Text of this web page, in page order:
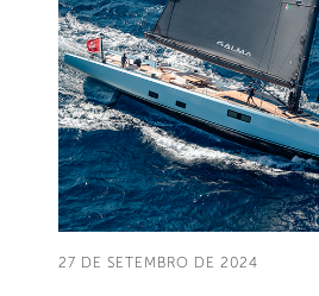
27 DE SETEMBRO DE 2024